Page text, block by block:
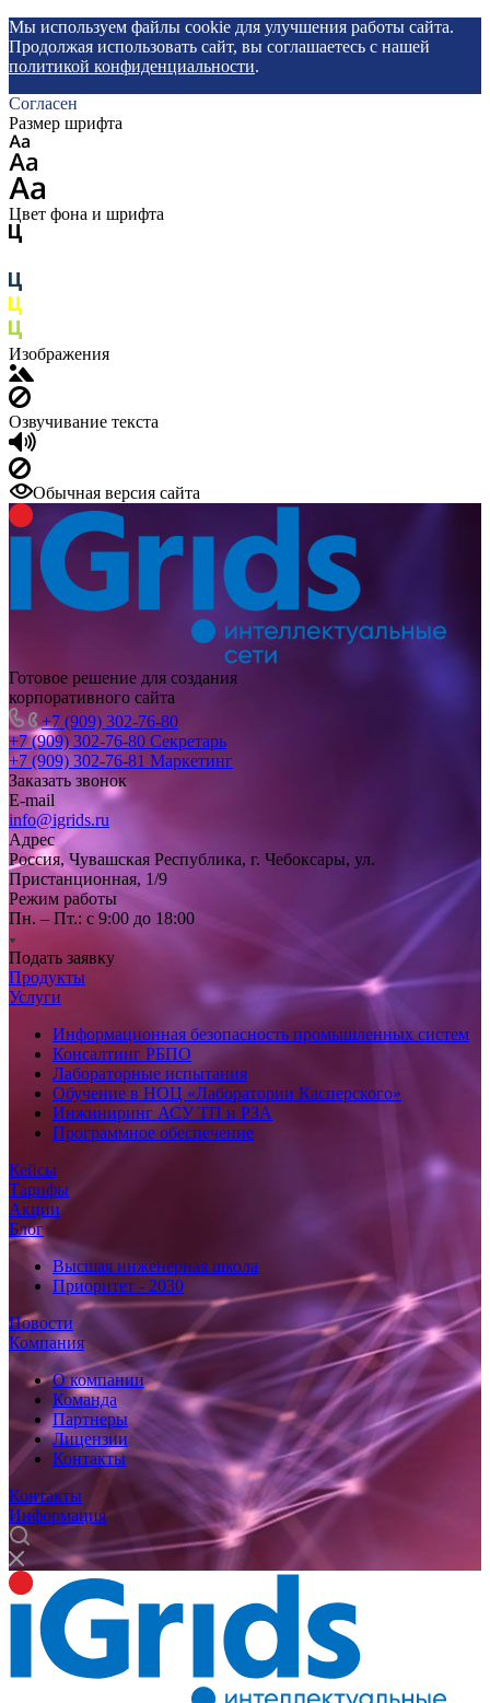
Мы используем файлы cookie для улучшения работы сайта.
Продолжая использовать сайт, вы соглашаетесь с нашей
политикой конфиденциальности.
Согласен
Размер шрифта
Цвет фона и шрифта
Изображения
Озвучивание текста
Обычная версия сайта
Готовое решение для создания
корпоративного сайта
+7 (909) 302-76-80
+7 (909) 302-76-80 Секретарь
+7 (909) 302-76-81 Маркетинг
Заказать звонок
E-mail
info@igrids.ru
Адрес
Россия, Чувашская Республика, г. Чебоксары, ул.
Пристанционная, 1/9
Режим работы
Пн. – Пт.: с 9:00 до 18:00
Подать заявку
Продукты
Услуги
Информационная безопасность промышленных систем
Консалтинг РБПО
Лабораторные испытания
Обучение в НОЦ «Лаборатории Касперского»
Инжиниринг АСУ ТП и РЗА
Программное обеспечение
Кейсы
Тарифы
Акции
Блог
Высшая инженерная школа
Приоритет - 2030
Новости
Компания
О компании
Команда
Партнеры
Лицензии
Контакты
Контакты
Информация